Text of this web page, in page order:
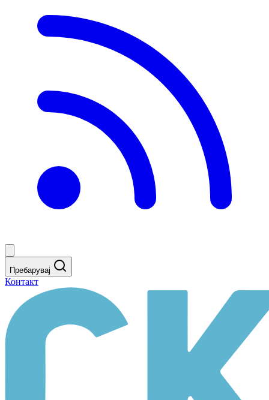
Пребарувај
Контакт